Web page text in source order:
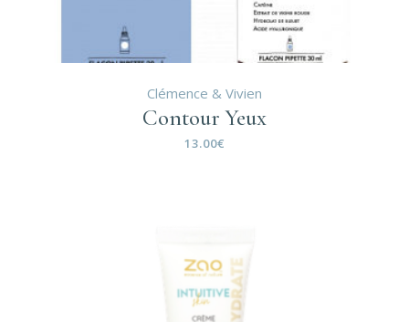
Clémence & Vivien
Contour Yeux
13.00€